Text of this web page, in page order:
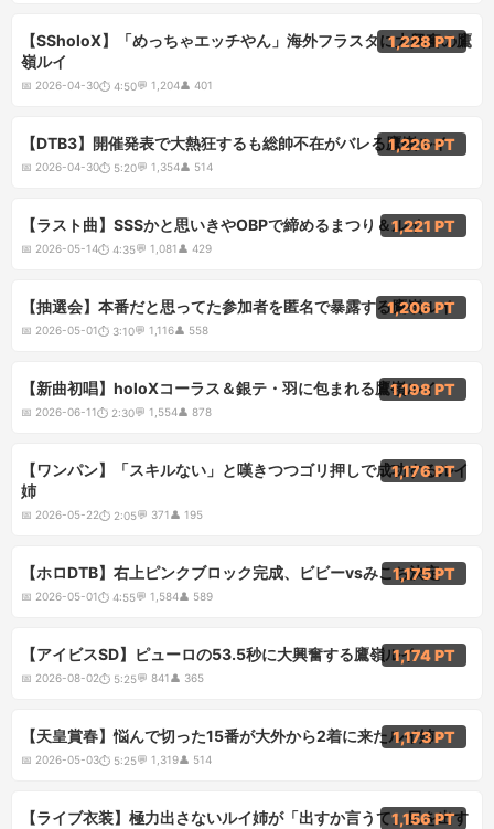
4:50
【SSholoX】「めっちゃエッチやん」海外フラスタに大興奮の鷹
嶺ルイ
📅 2026-04-30⏱ 4:50💬 1,204👤 401
1,228 PT
5:20
【DTB3】開催発表で大熱狂するも総帥不在がバレる鷹嶺ルイ
📅 2026-04-30⏱ 5:20💬 1,354👤 514
1,226 PT
4:35
【ラスト曲】SSSかと思いきやOBPで締めるまつり＆ルイ
📅 2026-05-14⏱ 4:35💬 1,081👤 429
1,221 PT
3:10
【抽選会】本番だと思ってた参加者を匿名で暴露する鷹嶺ルイ
📅 2026-05-01⏱ 3:10💬 1,116👤 558
1,206 PT
2:30
【新曲初唱】holoXコーラス＆銀テ・羽に包まれる鷹嶺ルイ
📅 2026-06-11⏱ 2:30💬 1,554👤 878
1,198 PT
2:05
【ワンパン】「スキルない」と嘆きつつゴリ押しで成功するルイ
姉
📅 2026-05-22⏱ 2:05💬 371👤 195
1,176 PT
4:55
【ホロDTB】右上ピンクブロック完成、ビビーvsみこち決定
📅 2026-05-01⏱ 4:55💬 1,584👤 589
1,175 PT
5:25
【アイビスSD】ピューロの53.5秒に大興奮する鷹嶺ルイ
📅 2026-08-02⏱ 5:25💬 841👤 365
1,174 PT
5:25
【天皇賞春】悩んで切った15番が大外から2着に来たルイ姉
📅 2026-05-03⏱ 5:25💬 1,319👤 514
1,173 PT
3:35
【ライブ衣装】極力出さないルイ姉が「出すか言うて」尻を出す
1,156 PT